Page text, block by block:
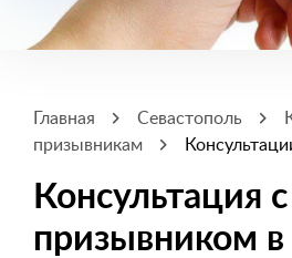
Главная Севастополь
призывникам
Консультация с
призывником в